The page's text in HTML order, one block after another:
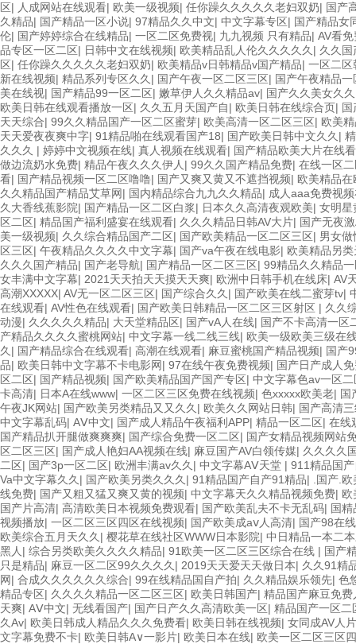
区| 人成网站在线观看| 欧美一级视频| 任你躁久久久久久老妇双奶| 国产
久精品| 国产精品一区小说| 97精品久久中文| 中文字幕专区| 国产精品女
伦| 国产婷婷综合在线精品| 一区二区免费视| 九九视频 只有精品| AV看
品专区一区二区| 日韩中文在线视频| 欧美精品乱人伦久久久久久 | 久久国
区| 任你躁久久久久久老妇双奶| 欧美精品v日韩精品v国产精品| 一区二区
新在线视频| 精品系列专区久久 | 国产午夜一区二区三区| 国产午夜精品
美在线视| 国产精品99一区二区| 嫩草伊人久久精品av| 国产久久美女久久
欧美日韩在线观看播放一区| 久久五月天国产自| 欧美日韩在线综合页|
天天综合| 99久久精品国产一区二区蜜芽| 欧美高清一区二区三区| 欧美
天天爱夜夜爽中字| 91精品啪在线观看国产18| 国产欧美日韩中文久久 |
久久久 | 婷婷中文视频在线| 真人视频在线观看| 国产精品欧美大片在线看
做边流奶水免费| 精品午夜久久久伊人 | 99久久国产精品免费| 在线一区
看| 国产精品视频一区二区噜噜| 国产又爽又黄又不遮挡视频| 欧美精品
久久精品国产精品艾草网| 国内精品综合九九久久精品| 成人aaa免费视
久大香线蕉影院| 国产精品一区二区白浆| 日本久久高清夜观欧美| 女明星
区二区| 精品国产福利盛宴在线观看| 久久久精品日韩AV大片| 国产无夜
美一级视频| 久久综合精品国产二区| 国产欧美精品一区二区三区| 男女做
区三区| 午夜精品久久久久中文字幕| 国产va午夜在线电影| 欧美精品另
久久久国产精品| 国产老导航| 国产精品一区二区三区| 99精品久久精品
女丰满中文字幕| 2021天天拍天天摸天天爽| 欧洲中日韩手机在线床| AV
高潮XXXXX| AV无一区二区三区| 国产综合久久 | 国产欧美在线二蜜芽tv|
在线观看| AV性色在线观看| 国产欧美日韩精品一区二区三区射区 | 久久
动漫| 久久久久久精品| 大天堂精品区| 国产vA人在线| 国产不卡高清一区
产精品久久久久蜜桃网站| 中文字幕一线二线三线| 欧美一级欧美三级在
久 | 国产精品综合在线观看| 高潮在线观看| 麻豆蜜桃国产精品视频| 国产
品| 欧美日韩中文字幕不卡电影网| 97在线午夜免费视频| 国产日产成人
区二区| 国产精品视频| 国产欧美精品国产国产专区| 中文字幕色av一区
卡高清| 日本A在线www| 一区二区三区免费在线视频| 色xxxxx欧美老| 国
午夜JK网站| 国产欧美另类精品又又久久 | 欧美久久网站日韩| 国产高清
中文字幕乱码| AⅤ中文| 国产成人精品午夜福利APP| 精品一区二区| 在线
国产精品扒开腿做爽爽爽| 国产综合免费一区二区| 国产女精品视频网站
区二区三区| 国产成人艳妇AA视频在线| 麻豆国产AV白领传媒| 久久久久
二区| 国产3p一区二区| 欧洲丰满av久久 | 中文字幕AⅤ天堂 | 911精品国
Va中文字幕久久 | 国产欧美另类久久久 | 91精品国产自产91精品|
.国产.
线免费| 国产又粗又猛又爽又黄的视频| 中文字幕天久久精品视频免费| 欧
国产片高清| 高清欧美日本视频免费观看| 国产欧美乱夫不卡无乱码| 国
视频播放| 一区二区三区四区在线视频| 国产欧美成aⅴ人高清| 国产98在线
欧美综合五月天久久 | 樱花草在线社区WWW日本影院| 中日精品一本二
黑人 | 综合另类欧美久久久久精品| 91欧美一区二区三区综合在线 | 国产
只是精品| 麻豆一区二区99久久久久 | 2019天天爱天天做日本| 久久91精
网| 合成久久久久久久综合| 99在线精品国自产拍| 久久精品娱乐领先| 色
精品专区| 久久久久精品一区二区三区| 欧美日韩国产| 精品国产麻豆免费
天爽| AⅤ中文| 无线看国产| 国产日产久久高清欧美一区| 精品国产一区二
久Av| 欧美日韩成人精品久久久免费看| 欧美日韩在线视频| 女同成AV人
文字幕免费不卡| 欧美日韩A∨一影片| 欧美日本在线| 欧美一区二区三区